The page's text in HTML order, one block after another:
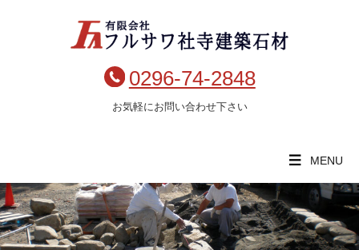
0296-74-2848
お気軽にお問い合わせ下さい
MENU